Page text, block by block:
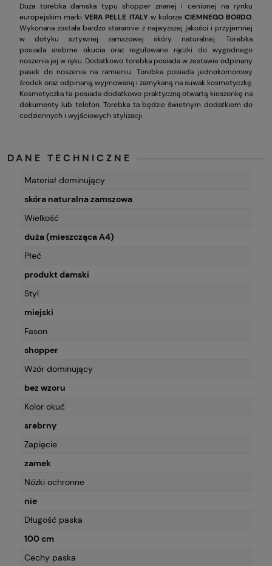
Duża torebka damska typu shopper znanej i cenionej na rynku
europejskim markiVERA PELLE ITALY w kolorze CIEMNEGO BORDO.
Wykonana została bardzo starannie z najwyższej jakości i przyjemnej
w dotyku sztywnej zamszowej skóry naturalnej. Torebka
posiada srebrne okucia oraz regulowane rączki do wygodnego
noszenia jej w ręku. Dodatkowo torebka posiada w zestawie odpinany
pasek do noszenia na ramieniu. Torebka posiada jednokomorowy
środek oraz odpinaną, wyjmowaną i zamykaną na suwak kosmetyczkę.
Kosmetyczka ta posiada dodatkowo praktyczną otwartą kieszonkę na
dokumenty lub telefon. Torebka ta będzie świetnym dodatkiem do
codziennych i wyjściowych stylizacji.
DANE TECHNICZNE
Materiał dominujący
skóra naturalna zamszowa
Wielkość
duża (mieszcząca A4)
Płeć
produkt damski
Styl
miejski
Fason
shopper
Wzór dominujący
bez wzoru
Kolor okuć
srebrny
Zapięcie
zamek
Nóżki ochronne
nie
Długość paska
100 cm
Cechy paska